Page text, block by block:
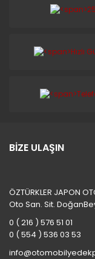
BİZE ULAŞIN
ÖZTÜRKLER JAPON
Oto San. Sit.
0 ( 216 ) 576 51 01
0 ( 554 ) 536 03 53